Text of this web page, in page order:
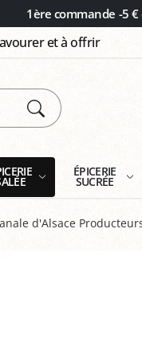
1ère commande -5 €
et à offrir
ÉPICERIE
SUCRÉE
d'Alsace